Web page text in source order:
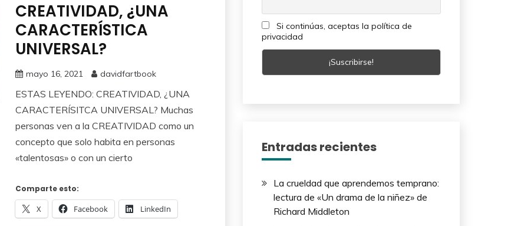
CREATIVIDAD, ¿UNA
CARACTERÍSTICA
UNIVERSAL?
mayo 16, 2021 davidfartbook
ESTAS LEYENDO: CREATIVIDAD, ¿UNA
CARACTERÍSITCA UNIVERSAL? Muchas
personas ven a la CREATIVIDAD como un
concepto que solo habita en personas
«talentosas» o con un cierto
Comparte esto:
X Facebook LinkedIn
Si continúas, aceptas la política de
privacidad
Entradas recientes
La crueldad que aprendemos temprano:
lectura de «Un drama de la niñez» de
Richard Middleton